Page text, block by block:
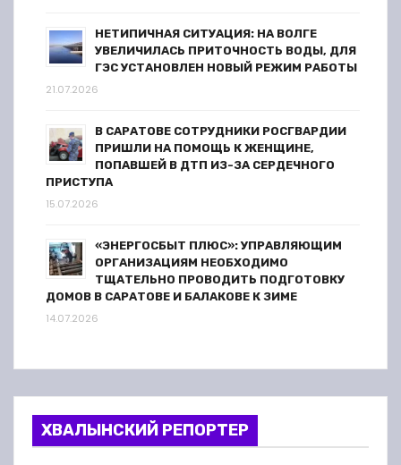
НЕТИПИЧНАЯ СИТУАЦИЯ: НА ВОЛГЕ
УВЕЛИЧИЛАСЬ ПРИТОЧНОСТЬ ВОДЫ, ДЛЯ
ГЭС УСТАНОВЛЕН НОВЫЙ РЕЖИМ РАБОТЫ
21.07.2026
В САРАТОВЕ СОТРУДНИКИ РОСГВАРДИИ
ПРИШЛИ НА ПОМОЩЬ К ЖЕНЩИНЕ,
ПОПАВШЕЙ В ДТП ИЗ-ЗА СЕРДЕЧНОГО
ПРИСТУПА
15.07.2026
«ЭНЕРГОСБЫТ ПЛЮС»: УПРАВЛЯЮЩИМ
ОРГАНИЗАЦИЯМ НЕОБХОДИМО
ТЩАТЕЛЬНО ПРОВОДИТЬ ПОДГОТОВКУ
ДОМОВ В САРАТОВЕ И БАЛАКОВЕ К ЗИМЕ
14.07.2026
ХВАЛЫНСКИЙ РЕПОРТЕР